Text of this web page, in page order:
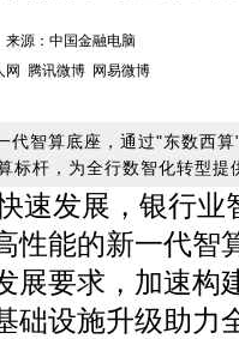
源：中国金融电脑
网 腾讯微博 网易微博
代智算底座，通过"东数西
标杆，为全行数智化转型提
速发展，银行
性能的新一代智
展要求，加速构
础设施升级助力